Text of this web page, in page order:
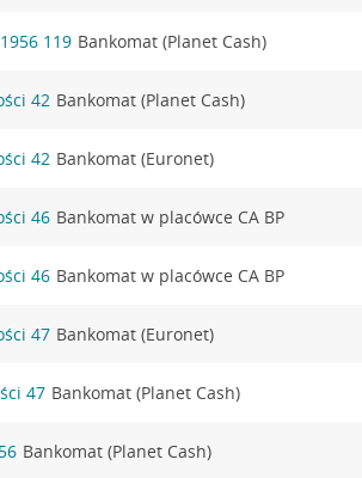
119 Bankomat (Planet Cash)
42 Bankomat (Planet Cash)
42 Bankomat (Euronet)
46 Bankomat w placówce CA BP
46 Bankomat w placówce CA BP
47 Bankomat (Euronet)
47 Bankomat (Planet Cash)
Bankomat (Planet Cash)